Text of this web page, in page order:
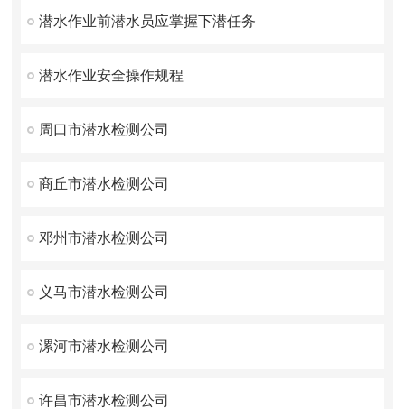
潜水作业前潜水员应掌握下潜任务
潜水作业安全操作规程
周口市潜水检测公司
商丘市潜水检测公司
邓州市潜水检测公司
义马市潜水检测公司
漯河市潜水检测公司
许昌市潜水检测公司